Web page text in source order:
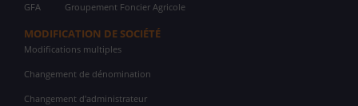
GFA Groupement Foncier Agricole
MODIFICATION DE SOCIÉTÉ
Modifications multiples
Changement de dénomination
Changement d'administrateur